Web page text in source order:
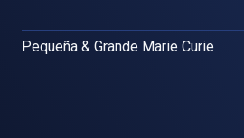
Pequeña & Grande Marie Curie